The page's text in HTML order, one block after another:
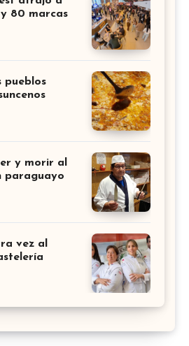
80 marcas
pueblos
y morir al
paraguayo
vez al